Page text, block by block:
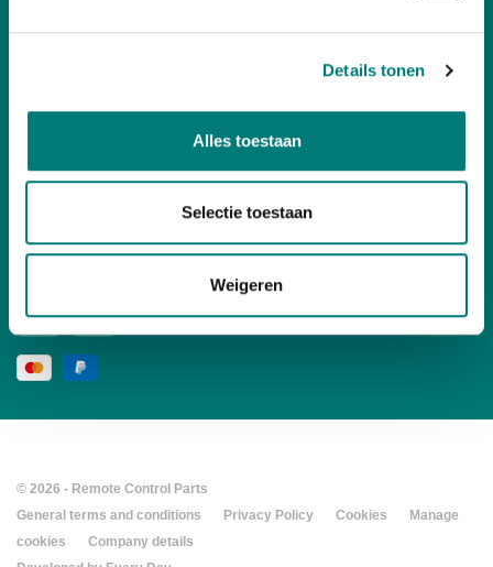
Details tonen
Alles toestaan
Selectie toestaan
Weigeren
Follow us
© 2026 - Remote Control Parts
General terms and conditions
Privacy Policy Cookies
Manage
cookies
Company details